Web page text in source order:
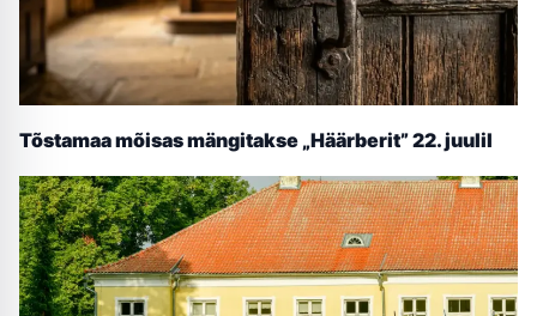
Tõstamaa mõisas mängitakse „Häärberit” 22. juulil